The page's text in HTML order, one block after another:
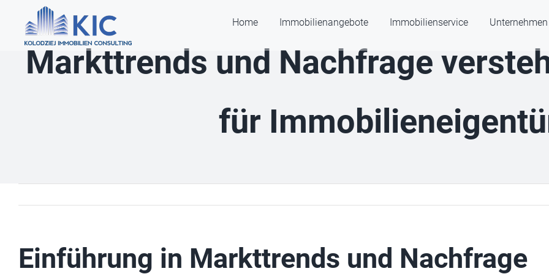
springen
Home Immobilienangebote Immobilienservice Unternehmen
Markttrends und Nachfrage
für
Einführung in Markttrends und Nachfrage